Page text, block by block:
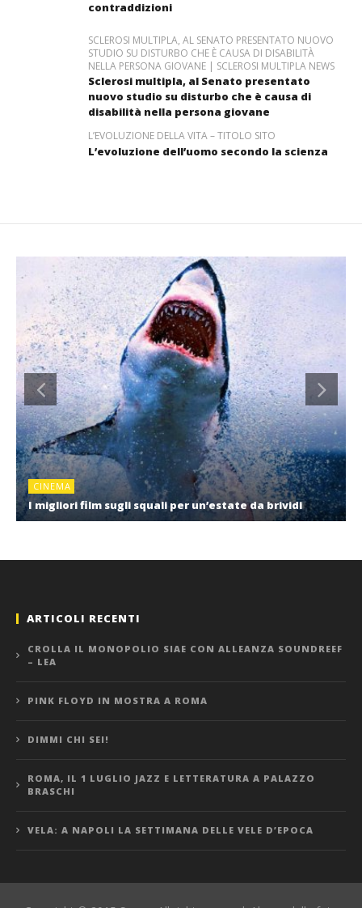
contraddizioni
SCLEROSI MULTIPLA, AL SENATO PRESENTATO NUOVO
STUDIO SU DISTURBO CHE È CAUSA DI DISABILITÀ
NELLA PERSONA GIOVANE | SCLEROSI MULTIPLA NEWS
Sclerosi multipla, al Senato presentato
nuovo studio su disturbo che è causa di
disabilità nella persona giovane
L’EVOLUZIONE DELLA VITA – TITOLO SITO
L’evoluzione dell’uomo secondo la scienza
CINEMA
I migliori film sugli squali per un’estate da brividi
ARTICOLI RECENTI
CROLLA IL MONOPOLIO SIAE CON ALLEANZA SOUNDREEF
– LEA
PINK FLOYD IN MOSTRA A ROMA
DIMMI CHI SEI!
ROMA, IL 1 LUGLIO JAZZ E LETTERATURA A PALAZZO
BRASCHI
VELA: A NAPOLI LA SETTIMANA DELLE VELE D’EPOCA